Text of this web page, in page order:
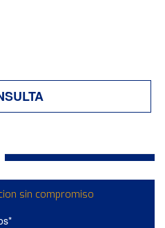
sin compromiso